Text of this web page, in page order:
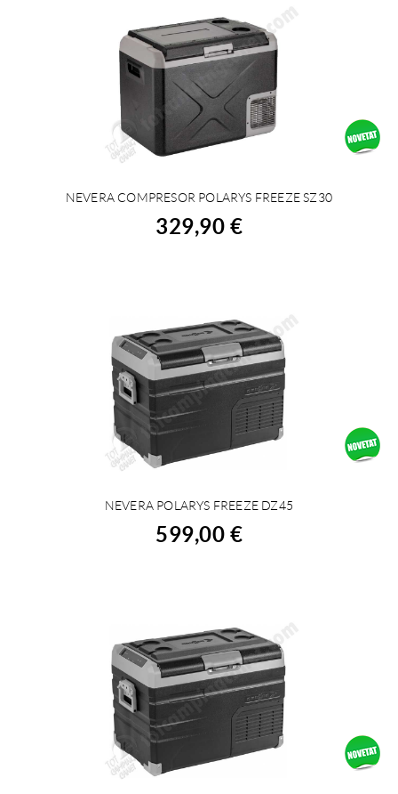
COMPRAR
NEVERA COMPRESOR POLARYS FREEZE SZ30
329,90 €
COMPRAR
NEVERA POLARYS FREEZE DZ45
599,00 €